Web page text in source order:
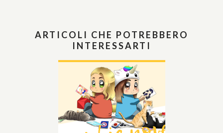
ARTICOLI CHE POTREBBERO
INTERESSARTI